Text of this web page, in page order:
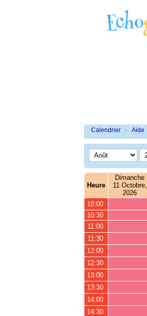
Calendrier · Aide
Heure
Dimanche
11 Octobre,
2026
10:00
10:30
11:00
11:30
12:00
12:30
13:00
13:30
14:00
14:30